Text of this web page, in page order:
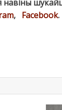
навіны
, Facebook.